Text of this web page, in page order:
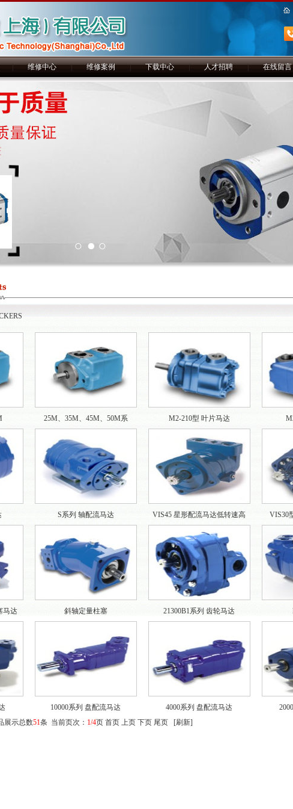
维修中心|维修案例|下载中心|人才招聘|在线留言
25M、35M、45M、50M系 M2-210型 叶片马达
S系列 轴配流马达 VIS45 星形配流马达低转速高 VIS30
马达 斜轴定量柱塞 21300B1系列 齿轮马达
10000系列 盘配流马达 4000系列 盘配流马达
展示总数51条 当前页次： 1/4页 首页 上页 下页 尾页 [刷新]